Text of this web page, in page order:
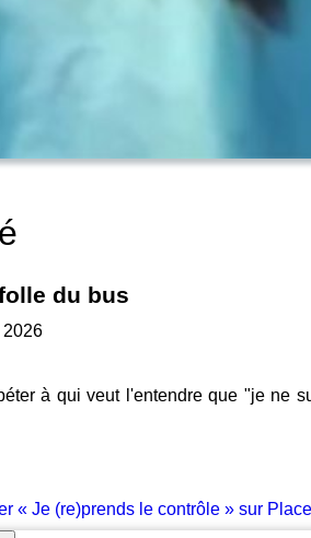
du bus
2026
à qui veut l'entendre que "je ne
« Je (re)prends le contrôle » sur